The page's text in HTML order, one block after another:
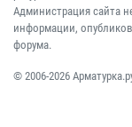
Администрация сайта
информации,
форума.
© 2006-2026